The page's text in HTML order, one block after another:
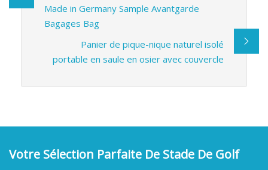
Made in Germany Sample Avantgarde
Bagages Bag
Panier de pique-nique naturel isolé
portable en saule en osier avec couvercle
Votre Sélection Parfaite De Stade De Golf